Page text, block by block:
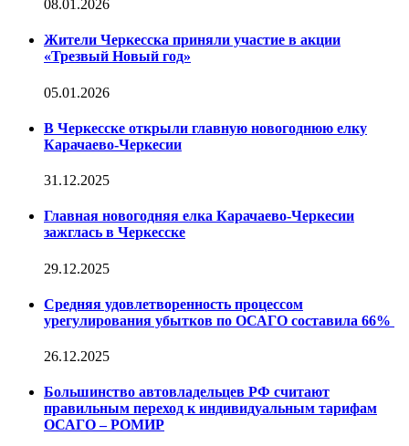
08.01.2026
Жители Черкесска приняли участие в акции
«Трезвый Новый год»
05.01.2026
В Черкесске открыли главную новогоднюю елку
Карачаево-Черкесии
31.12.2025
Главная новогодняя елка Карачаево-Черкесии
зажглась в Черкесске
29.12.2025
Средняя удовлетворенность процессом
урегулирования убытков по ОСАГО составила 66%
26.12.2025
Большинство автовладельцев РФ считают
правильным переход к индивидуальным тарифам
ОСАГО – РОМИР